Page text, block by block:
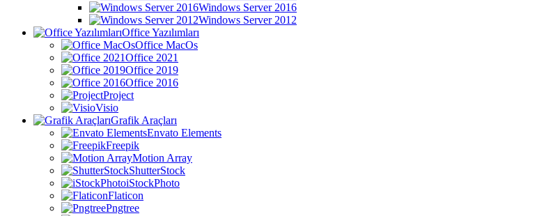
Windows Server 2016
Windows Server 2012
Office Yazılımları
Office MacOs
Office 2021
Office 2019
Office 2016
Project
Visio
Grafik Araçları
Envato Elements
Freepik
Motion Array
ShutterStock
iStockPhoto
Flaticon
Pngtree